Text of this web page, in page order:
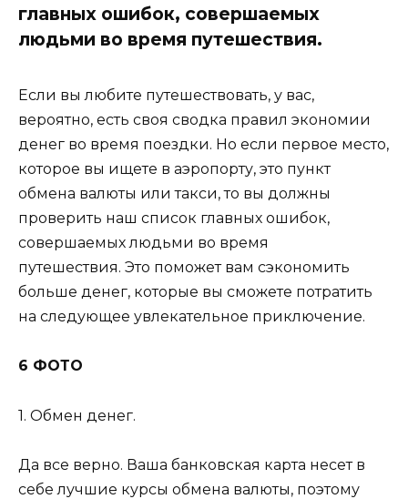
главных ошибок, совершаемых
людьми во время путешествия.
Если вы любите путешествовать, у вас,
вероятно, есть своя сводка правил экономии
денег во время поездки. Но если первое место,
которое вы ищете в аэропорту, это пункт
обмена валюты или такси, то вы должны
проверить наш список главных ошибок,
совершаемых людьми во время
путешествия. Это поможет вам сэкономить
больше денег, которые вы сможете потратить
на следующее увлекательное приключение.
6 ФОТО
1. Обмен денег.
Да все верно. Ваша банковская карта несет в
себе лучшие курсы обмена валюты, поэтому